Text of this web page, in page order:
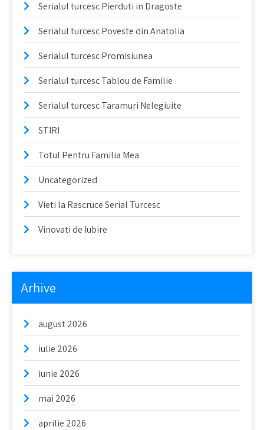
Serialul turcesc Pierduti in Dragoste
Serialul turcesc Poveste din Anatolia
Serialul turcesc Promisiunea
Serialul turcesc Tablou de Familie
Serialul turcesc Taramuri Nelegiuite
STIRI
Totul Pentru Familia Mea
Uncategorized
Vieti la Rascruce Serial Turcesc
Vinovati de Iubire
Arhive
august 2026
iulie 2026
iunie 2026
mai 2026
aprilie 2026